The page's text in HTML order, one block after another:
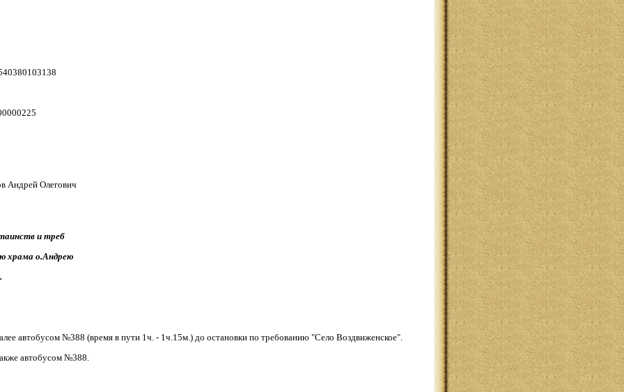
Андрей Олегович
и треб
храма о.Андрею
автобусом №388 (время в пути 1ч. - 1ч.15м.) до остановки по требованию "Село Воздвиженское".
автобусом №388.